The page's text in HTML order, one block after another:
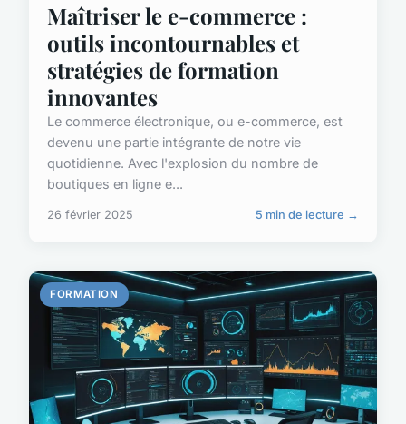
Maîtriser le e-commerce :
outils incontournables et
stratégies de formation
innovantes
Le commerce électronique, ou e-commerce, est
devenu une partie intégrante de notre vie
quotidienne. Avec l'explosion du nombre de
boutiques en ligne e...
26 février 2025 5 min de lecture →
FORMATION